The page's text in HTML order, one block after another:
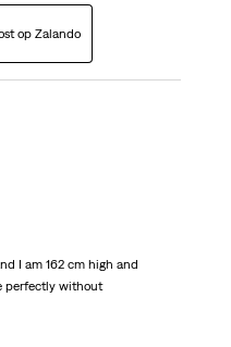
op Zalando
I am 162 cm high and
perfectly without